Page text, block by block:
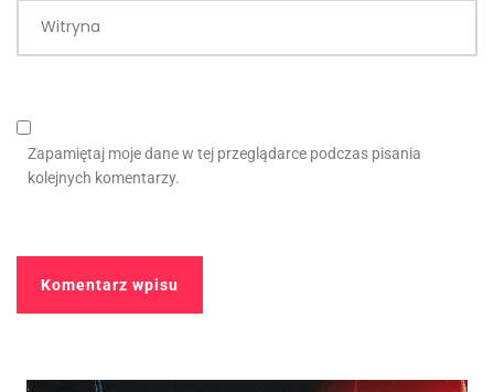
Witryna
Zapamiętaj moje dane w tej przeglądarce podczas pisania
kolejnych komentarzy.